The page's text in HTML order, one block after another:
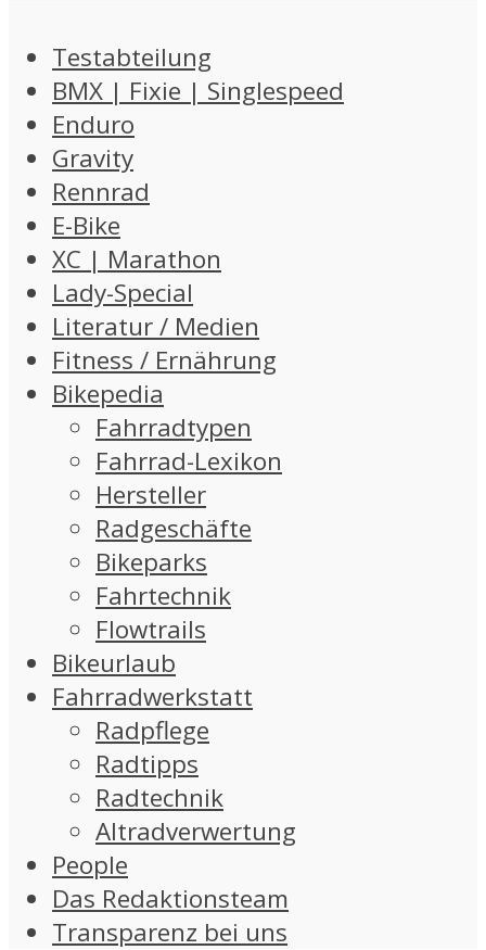
Testabteilung
BMX | Fixie | Singlespeed
Enduro
Gravity
Rennrad
E-Bike
XC | Marathon
Lady-Special
Literatur / Medien
Fitness / Ernährung
Bikepedia
Fahrradtypen
Fahrrad-Lexikon
Hersteller
Radgeschäfte
Bikeparks
Fahrtechnik
Flowtrails
Bikeurlaub
Fahrradwerkstatt
Radpflege
Radtipps
Radtechnik
Altradverwertung
People
Das Redaktionsteam
Transparenz bei uns